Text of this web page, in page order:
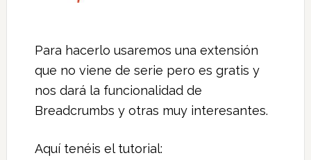
Para hacerlo usaremos una extensión
que no viene de serie pero es gratis y
nos dará la funcionalidad de
Breadcrumbs y otras muy interesantes.
Aquí tenéis el tutorial: